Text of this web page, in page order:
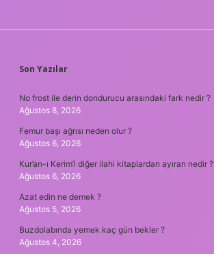
SIDEBAR
Son Yazılar
No frost ile derin dondurucu arasındaki fark nedir ?
Ağustos 8, 2026
Femur başı ağrısı neden olur ?
Ağustos 6, 2026
Kur’an-ı Kerim’i diğer ilahi kitaplardan ayıran nedir ?
Ağustos 6, 2026
Azat edin ne demek ?
Ağustos 5, 2026
Buzdolabında yemek kaç gün bekler ?
Ağustos 4, 2026